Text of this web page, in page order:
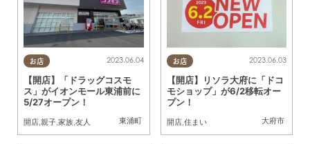
お店
東浦町
2023.06.04
【開店】「ドラッグコスモ
ス」がイオンモール東浦前に
5/27オープン！
開店,親子,家族,友人
お店
大府市
2023.06.03
【開店】リソラ大府に「ドコ
モショップ」が6/2移転オー
プン！
開店,住まい